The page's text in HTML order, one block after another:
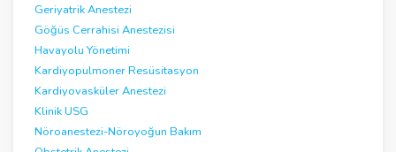
Geriyatrik Anestezi
Göğüs Cerrahisi Anestezisi
Havayolu Yönetimi
Kardiyopulmoner Resüsitasyon
Kardiyovasküler Anestezi
Klinik USG
Nöroanestezi-Nöroyoğun Bakım